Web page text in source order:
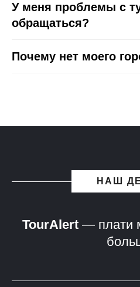
У меня проблемы с
обращаться?
Почему нет моего
НАШ
TourAlert — плати